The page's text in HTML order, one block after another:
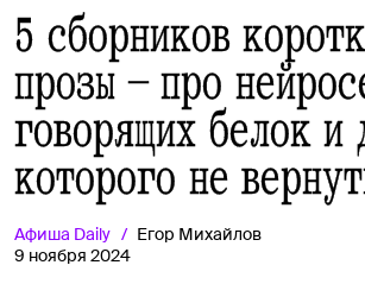
5 сборников
прозы — про
говорящих белок и
которого не
Афиша Daily
Егор Михайлов
9 ноября 2024